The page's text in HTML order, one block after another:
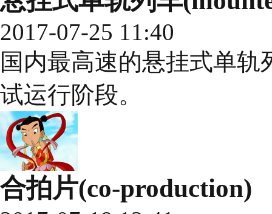
2017-07-25 11:40
国内最高速的悬挂式单
试运行阶段。
合拍片(co-production)